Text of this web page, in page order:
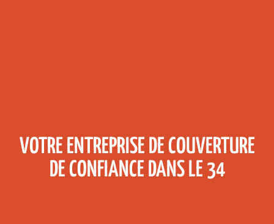
VOTRE ENTREPRISE DE COUVERTURE
DE CONFIANCE DANS LE 34